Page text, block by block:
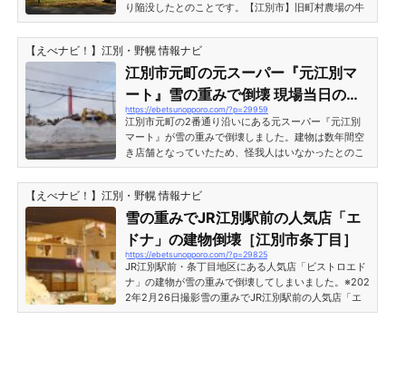
り陥没したとのことです。【江別市】旧町村農場の牛
舎の屋根が雪の重みで陥没［近代化産業遺産］2022年
3月11日（金）の夕方、『旧町村農場（江別市いずみ野
２５）』の歴史的建造物の屋根の一部が、雪の重みに
より陥没しているのが見つかったとのことです。旧町
村農場は冬季間閉館となっていたため、怪我人はいな
かったと伝えています。一部倒壊した建物は、古い農
機具などを展示している施設で、平成19年に経済産業
省の近代化産業遺産...
【えべナビ！】江別・野幌 情報ナビ
江別市元町の元スーパー『元江別マ
ート』雪の重みで倒壊 現場当日の様
子（2022年3月7日）
https://ebetsunopporo.com/?p=29959
江別市元町の2番通り沿いにある元スーパー『元江別
マート』が雪の重みで倒壊しました。建物は数年間空
き店舗となっていたため、怪我人はいなかったとのこ
とです。江別市元町の元スーパー『元江別マート』雪
の重みで倒壊 現場当日の様子（2022年3月7日）北海
道江別市元町の空き店舗建物倒壊については、報道各
社がニュースで伝えています。報道によると、2022年
3月7日午前6時半頃、近くを通りがかった人が建物倒
壊に気づき警察に通報したとのことです。倒壊により
無数の木材が散らばる状況だったようですが、怪我人
はいなかったそうです...
【えべナビ！】江別・野幌 情報ナビ
雪の重みでJR江別駅前の人気店「エ
ドナ」の建物倒壊［江別市条丁目］
https://ebetsunopporo.com/?p=29825
JR江別駅前・条丁目地区にある人気店「ビストロエド
ナ」の建物が雪の重みで倒壊してしまいました。※202
2年2月26日撮影雪の重みでJR江別駅前の人気店「エ
ドナ」の建物倒壊［江別市条丁目］ビストロエドナが